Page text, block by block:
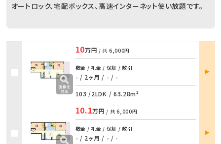
オートロック、宅配ボックス、高速インターネット使い放題です。
10万円 / 共 6,000円
敷金 / 礼金 / 保証 / 敷引
- / 2ヶ月 / - / -
103 /2LDK / 63.28m²
部屋
詳細
10.1万円 / 共6,000円
敷金 / 礼金 / 保証 / 敷引
- / 2ヶ月 / - / -
部屋
詳細